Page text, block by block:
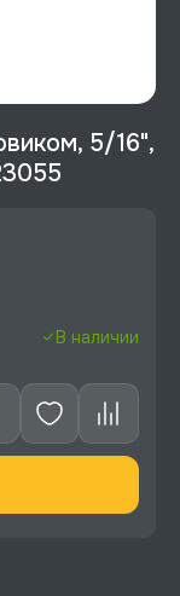
5/16",
В наличии